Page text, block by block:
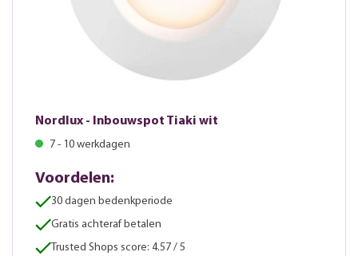
Nordlux - Inbouwspot Tiaki wit
7 - 10 werkdagen
Voordelen:
30 dagen bedenkperiode
Gratis achteraf betalen
Trusted Shops score: 4.57 / 5